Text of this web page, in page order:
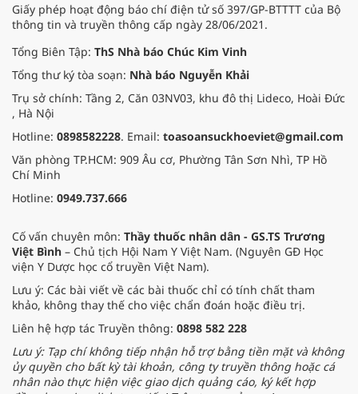
Giấy phép hoạt động báo chí điện tử số 397/GP-BTTTT của Bộ
thông tin và truyền thông cấp ngày 28/06/2021.
Tổng Biên Tập: ThS Nhà báo Chúc Kim Vinh
Tổng thư ký tòa soạn: Nhà báo Nguyễn Khải
Trụ sở chính: Tầng 2, Căn 03NV03, khu đô thị Lideco, Hoài Đức
, Hà Nội
Hotline: 0898582228. Email: toasoansuckhoeviet@gmail.com
Văn phòng TP.HCM: 909 Âu cơ, Phường Tân Sơn Nhì, TP Hồ
Chí Minh
Hotline: 0949.737.666
Cố vấn chuyên môn: Thầy thuốc nhân dân - GS.TS Trương
Việt Bình – Chủ tịch Hội Nam Y Việt Nam. (Nguyên GĐ Học
viện Y Dược học cổ truyền Việt Nam).
Lưu ý: Các bài viết về các bài thuốc chỉ có tính chất tham
khảo, không thay thế cho việc chẩn đoán hoặc điều trị.
Liên hệ hợp tác Truyền thông: 0898 582 228
Lưu ý: Tạp chí không tiếp nhận hỗ trợ bằng tiền mặt và không
ủy quyền cho bất kỳ tài khoản, công ty truyền thông hoặc cá
nhân nào thực hiện việc giao dịch quảng cáo, ký kết hợp